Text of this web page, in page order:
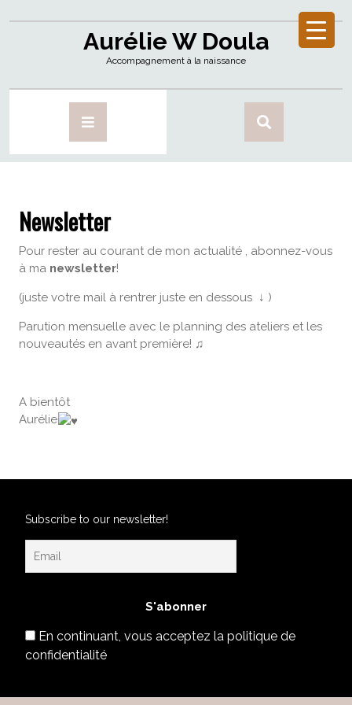
Aurélie W Doula
Accompagnement à la naissance
Newsletter
Pour rester au courant de mon actualité , abonnez-vous
à ma newsletter!
(juste votre mail à rentrer juste en dessous ↓ )
Parution mensuelle avec le planning des ateliers et les
nouveautés en avant première! ♫
A bientôt
Aurélie
Subscribe to our newsletter!
En continuant, vous acceptez la politique de
confidentialité